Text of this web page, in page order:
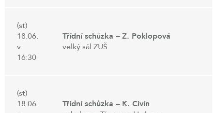
(st)
18.06.
v
16:30
Třídní schůzka – Z. Poklopová
velký sál ZUŠ
(st)
18.06.
Třídní schůzka – K. Civín